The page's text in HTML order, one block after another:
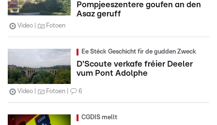
Pompjeeszentere goufen an den
Asaz geruff
Video Fotoen
Ee Stéck Geschicht fir de gudden Zweck
D'Scoute verkafe fréier Deeler
vum Pont Adolphe
Video Fotoen 6
CGDIS mellt